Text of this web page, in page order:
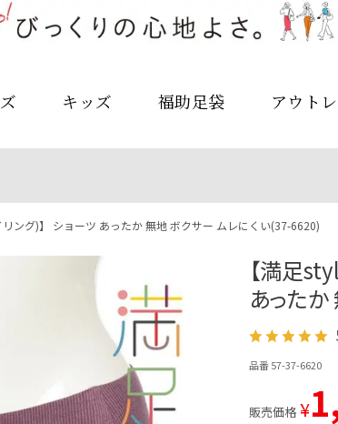
キッズ 福助足袋 アウト
リング)】 ショーツ あったか 無地 ボクサー ムレにくい(37-6620)
【満足
あった
品番 57-37-6620
販売価格 ¥